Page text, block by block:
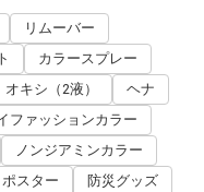
リムーバー
カラースプレー
オキシ（2液）
ヘナ
ファッションカラー
ノンジアミンカラー
スター
防災グッズ